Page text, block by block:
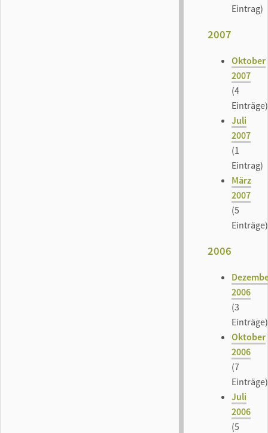
Eintrag)
2007
Oktober
2007
(4
Einträge)
Juli
2007
(1
Eintrag)
März
2007
(5
Einträge)
2006
2006
(3
Einträge)
Oktober
2006
(7
Einträge)
Juli
2006
(5